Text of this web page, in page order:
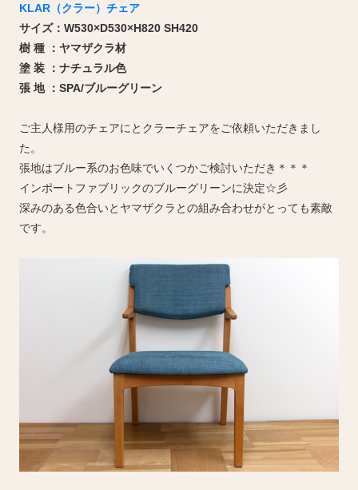
KLAR（クラー）チェア
サイズ：W530×D530×H820 SH420
樹 種 ：ヤマザクラ材
塗 装 ：ナチュラル色
張 地 ：SPA/ブルーグリーン
ご主人様用のチェアにとクラーチェアをご依頼いただきまし
た。
張地はブルー系のお色味でいくつかご検討いただき＊＊＊
インポートファブリックのブルーグリーンに決定☆彡
深みのある色合いとヤマザクラとの組み合わせがとっても素敵
です。